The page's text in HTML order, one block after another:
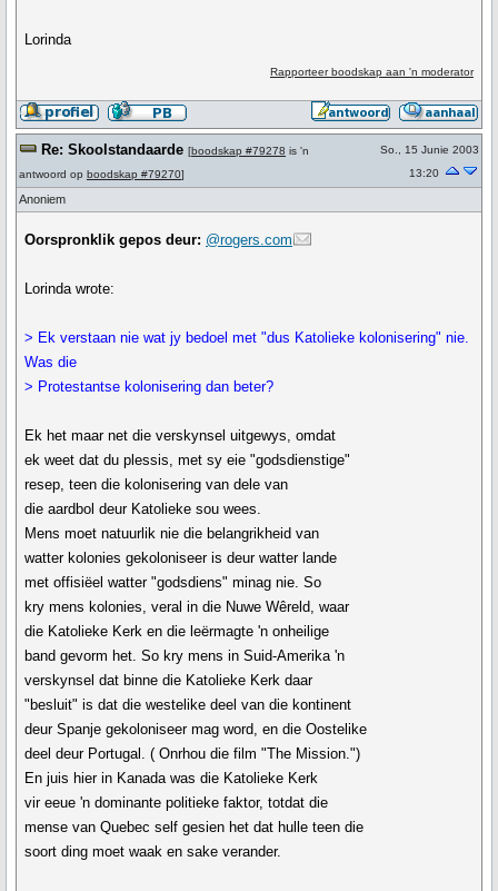
Lorinda
Rapporteer boodskap aan 'n moderator
Re: Skoolstandaarde [boodskap #79278 is 'n
antwoord op boodskap #79270]
So., 15 Junie 2003
13:20
Anoniem
Oorspronklik gepos deur: @rogers.com
Lorinda wrote:
> Ek verstaan nie wat jy bedoel met "dus Katolieke kolonisering" nie.
Was die
> Protestantse kolonisering dan beter?
Ek het maar net die verskynsel uitgewys, omdat
ek weet dat du plessis, met sy eie "godsdienstige"
resep, teen die kolonisering van dele van
die aardbol deur Katolieke sou wees.
Mens moet natuurlik nie die belangrikheid van
watter kolonies gekoloniseer is deur watter lande
met offisiëel watter "godsdiens" minag nie. So
kry mens kolonies, veral in die Nuwe Wêreld, waar
die Katolieke Kerk en die leërmagte 'n onheilige
band gevorm het. So kry mens in Suid-Amerika 'n
verskynsel dat binne die Katolieke Kerk daar
"besluit" is dat die westelike deel van die kontinent
deur Spanje gekoloniseer mag word, en die Oostelike
deel deur Portugal. ( Onrhou die film "The Mission.")
En juis hier in Kanada was die Katolieke Kerk
vir eeue 'n dominante politieke faktor, totdat die
mense van Quebec self gesien het dat hulle teen die
soort ding moet waak en sake verander.